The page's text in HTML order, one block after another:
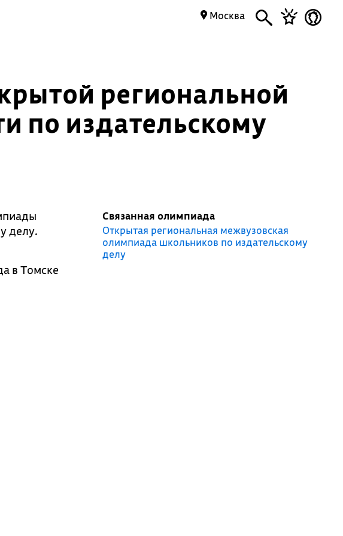
Москва
региональной
по издательскому
делу.
в Томске
Связанная олимпиада
Открытая региональная межвузовская
олимпиада школьников по издательскому
делу